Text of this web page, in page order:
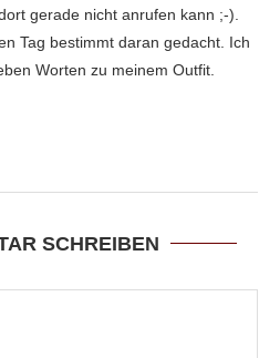
gerade nicht anrufen kann ;-).
Tag bestimmt daran gedacht. Ich
Worten zu meinem Outfit.
SCHREIBEN